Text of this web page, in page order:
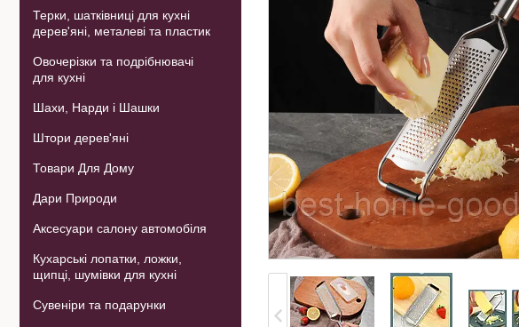
Терки, шатківниці для кухні
дерев'яні, металеві та пластик
Овочерізки та подрібнювачі
для кухні
Шахи, Нарди і Шашки
Штори дерев'яні
Товари Для Дому
Дари Природи
Аксесуари салону автомобіля
Кухарські лопатки, ложки,
щипці, шумівки для кухні
Сувеніри та подарунки